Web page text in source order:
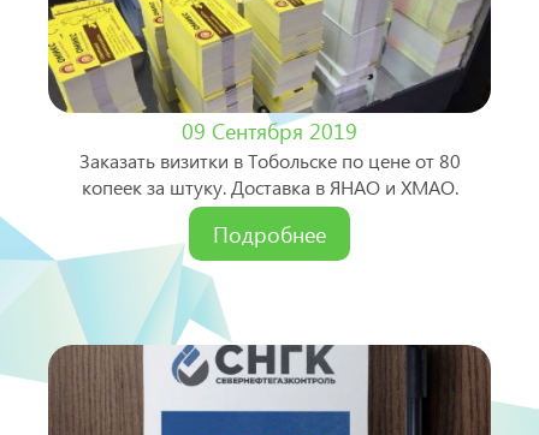
09 Сентября 2019
Заказать визитки в Тобольске по цене от 80
копеек за штуку. Доставка в ЯНАО и ХМАО.
Подробнее